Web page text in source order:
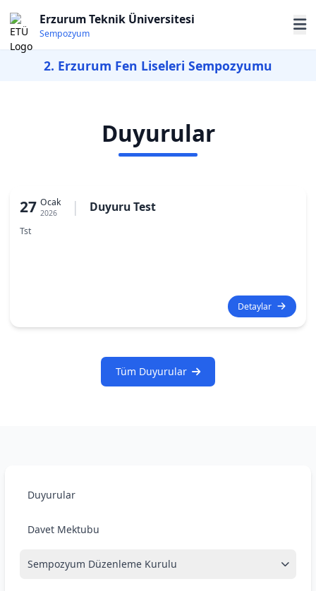
Erzurum Teknik Üniversitesi
Sempozyum
2. Erzurum Fen Liseleri Sempozyumu
Duyurular
27 Ocak
2026 | Duyuru Test
Tst
Detaylar
Tüm Duyurular
Duyurular
Davet Mektubu
Sempozyum Düzenleme Kurulu